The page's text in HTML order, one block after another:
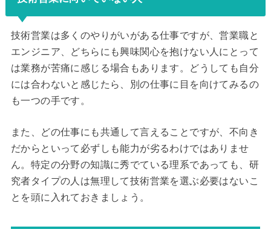
技術営業は多くのやりがいがある仕事ですが、営業職と
エンジニア、どちらにも興味関心を抱けない人にとって
は業務が苦痛に感じる場合もあります。どうしても自分
には合わないと感じたら、別の仕事に目を向けてみるの
も一つの手です。
また、どの仕事にも共通して言えることですが、不向き
だからといって必ずしも能力が劣るわけではありませ
ん。特定の分野の知識に秀でている理系であっても、研
究者タイプの人は無理して技術営業を選ぶ必要はないこ
とを頭に入れておきましょう。